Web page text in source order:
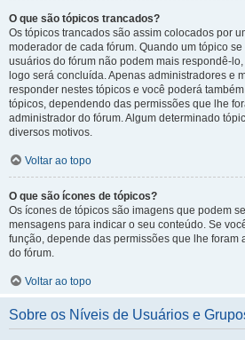
O que são tópicos trancados?
Os tópicos trancados são assim colocados por
moderador de cada fórum. Quando um tópico
usuários do fórum não podem mais respondê-
logo será concluída. Apenas administradores e
responder nestes tópicos e você poderá
tópicos, dependendo das permissões que lhe
administrador do fórum. Algum determinado
diversos motivos.
Voltar ao topo
O que são ícones de tópicos?
Os ícones de tópicos são imagens que podem
mensagens para indicar o seu conteúdo. Se
função, depende das permissões que lhe foram
do fórum.
Voltar ao topo
Sobre os Níveis de Usuários e